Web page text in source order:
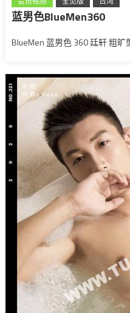
蓝男色BlueMen360
BlueMen 蓝男色 360 廷轩 粗